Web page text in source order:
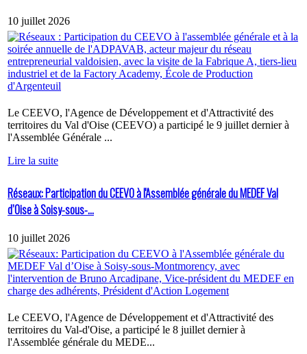
10 juillet 2026
Le CEEVO, l'Agence de Développement et d'Attractivité des
territoires du Val d'Oise (CEEVO) a participé le 9 juillet dernier à
l'Assemblée Générale ...
Lire la suite
Réseaux: Participation du CEEVO à l'Assemblée générale du MEDEF Val
d’Oise à Soisy-sous-...
10 juillet 2026
Le CEEVO, l'Agence de Développement et d'Attractivité des
territoires du Val-d'Oise, a participé le 8 juillet dernier à
l'Assemblée générale du MEDE...